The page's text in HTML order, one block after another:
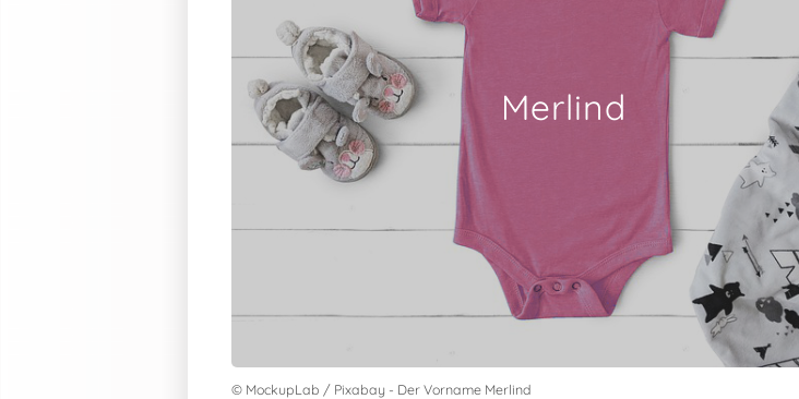
Merlind
© MockupLab / Pixabay - Der Vorname Merlind